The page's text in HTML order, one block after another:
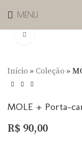
MENU
Início » Coleção »
MOLE + Porta-
R$ 90,00